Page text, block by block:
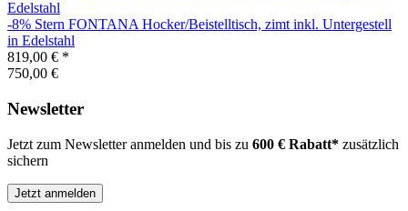
-8% Stern FONTANA Hocker/Beistelltisch, zimt inkl. Untergestell
in Edelstahl
819,00 € *
750,00 €
Newsletter
Jetzt zum Newsletter anmelden und bis zu 600 € Rabatt* zusätzlich
sichern
Jetzt anmelden